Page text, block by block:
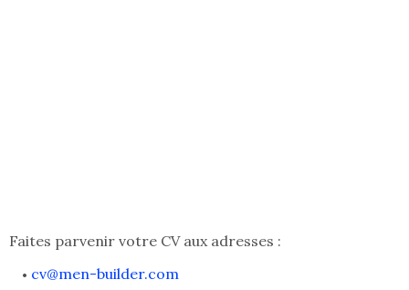
Faites parvenir votre CV aux adresses :
cv@men-builder.com